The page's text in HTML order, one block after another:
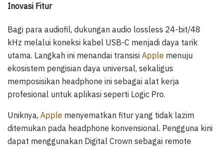
Inovasi Fitur
Bagi para audiofil, dukungan audio lossless 24-bit/48
kHz melalui koneksi kabel USB-C menjadi daya tarik
utama. Langkah ini menandai transisi Apple menuju
ekosistem pengisian daya universal, sekaligus
memposisikan headphone ini sebagai alat kerja
profesional untuk aplikasi seperti Logic Pro.
Uniknya, Apple menyematkan fitur yang tidak lazim
ditemukan pada headphone konvensional. Pengguna kini
dapat menggunakan Digital Crown sebagai remote